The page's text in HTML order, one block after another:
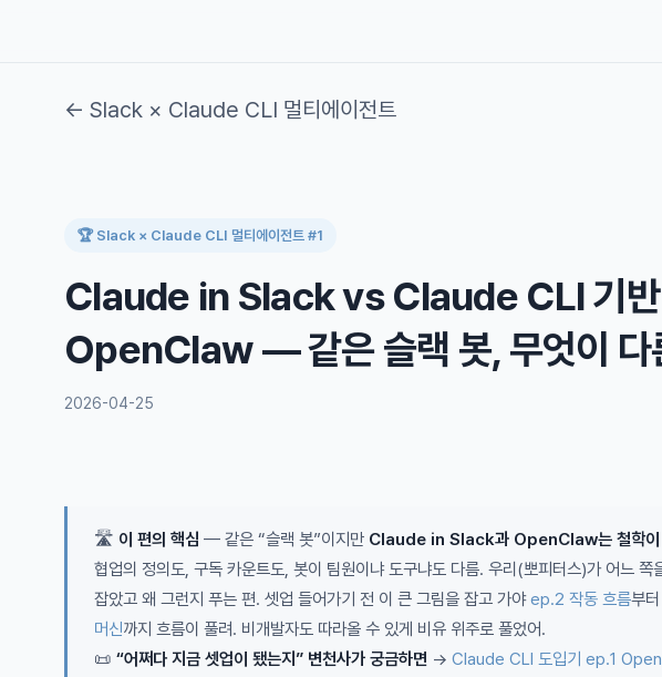
← Slack × Claude CLI 멀티에이전트
🏆 Slack × Claude CLI 멀티에이전트 #1
Claude in Slack vs Claude CLI 기반
OpenClaw — 같은 슬랙 봇, 무엇이 다
2026-04-25
🛣️ 이 편의 핵심 — 같은 “슬랙 봇”이지만 Claude in Slack과 OpenClaw는 철학이
협업의 정의도, 구독 카운트도, 봇이 팀원이냐 도구냐도 다름. 우리(뽀피터스)가 어느 쪽
잡았고 왜 그런지 푸는 편. 셋업 들어가기 전 이 큰 그림을 잡고 가야ep.2 작동 흐름부터
머신까지 흐름이 풀려. 비개발자도 따라올 수 있게 비유 위주로 풀었어.
📜 “어쩌다 지금 셋업이 됐는지” 변천사가 궁금하면 → Claude CLI 도입기 ep.1